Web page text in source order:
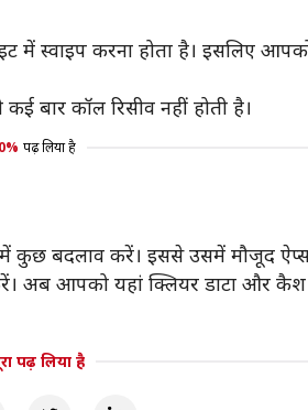
में स्वाइप करना होता है। इसलिए
बार कॉल रिसीव नहीं होती है।
पढ़ लिया है
कुछ बदलाव करें। इससे उसमें मौजूद
अब आपको यहां क्लियर डाटा और कैश
पढ़ लिया है